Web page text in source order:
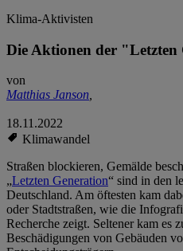
Klima-Aktivisten
Die Aktionen der "Letzten
von
Matthias Janson,
18.11.2022
Klimawandel
Straßen blockieren, Gemälde
„Letzten Generation“ sind in den
Deutschland. Am öftesten kam
oder Stadtstraßen, wie die
Recherche zeigt. Seltener kam es
Beschädigungen von Gebäuden